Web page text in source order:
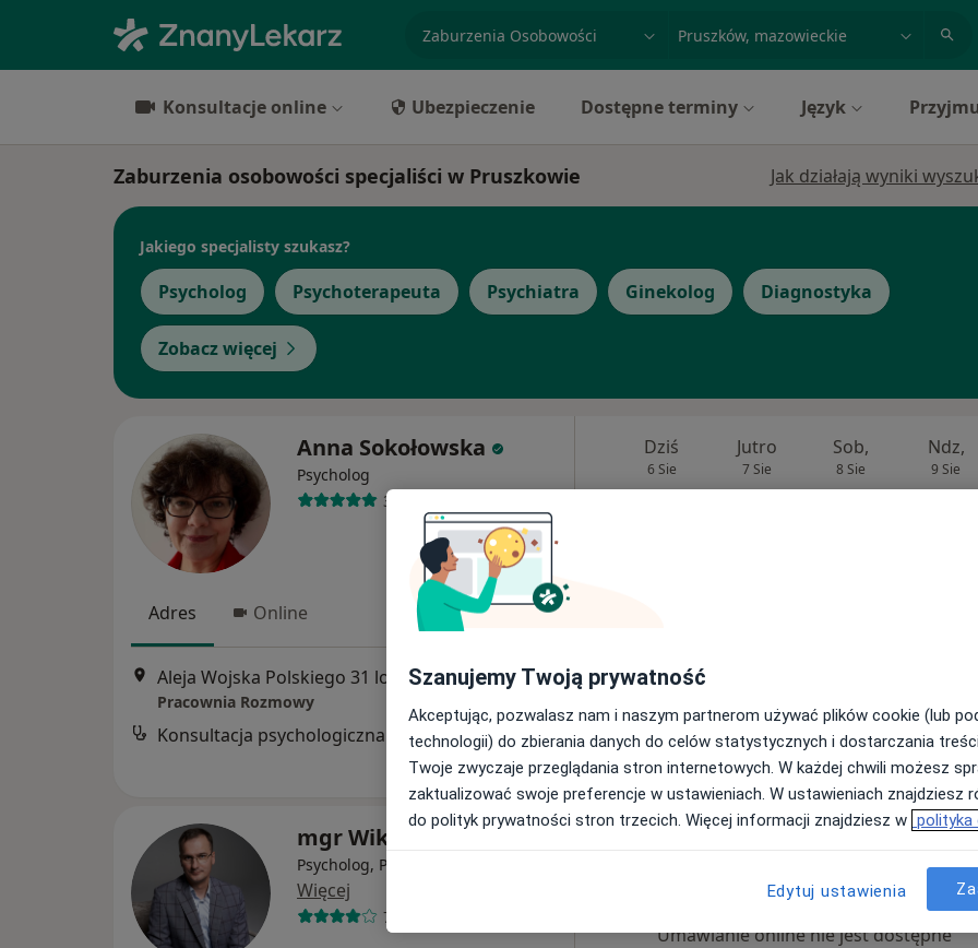
specjalizacja, badanie lub nazwiskomiasto lub dzielnica
Konsultacje online Ubezpieczenie Dostępne terminy Język
Zaburzenia osobowości specjaliści w Pruszkowie Jak działają wyniki
Jakiego specjalisty szukasz?
Psycholog Psychoterapeuta Psychiatra Ginekolog Diagnostyka
Zobacz więcej
Anna Sokołowska
Psycholog
38 opinii
Adres Online
Aleja Wojska Polskiego 31 lok 4, Pruszków •Mapa
Pracownia Rozmowy
Konsultacja psychologiczna 250 zł
Dziś
6 Sie
Jutro
7 Sie
Sob,
8 Sie
Ndz,
9 Sie
mgr Wiktor Sawosz
Psycholog, Psychoterapeuta
Więcej
73 opinie
Sob, Ndz,
Umawianie online nie jest dostępne
Szanujemy Twoją prywatność
Akceptując, pozwalasz nam i naszym partnerom używać plików cookie (lub
technologii) do zbierania danych do celów statystycznych i dostarczania
Twoje zwyczaje przeglądania stron internetowych. W każdej chwili możesz
zaktualizować swoje preferencje w ustawieniach. W ustawieniach znajdziesz
do polityk prywatności stron trzecich. Więcej informacji znajdziesz w polityka
Edytuj ustawienia